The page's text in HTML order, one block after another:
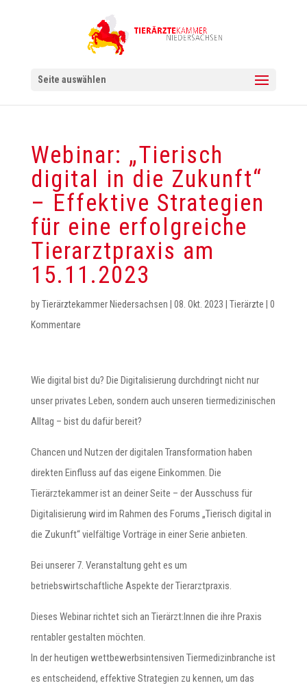
Seite auswählen
Webinar: „Tierisch
digital in die Zukunft“
– Effektive Strategien
für eine erfolgreiche
Tierarztpraxis am
15.11.2023
byTierärztekammer Niedersachsen 08. Okt. 2023 Tierärzte
0
Kommentare
Wie digital bist du? Die Digitalisierung durchdringt nicht nur
unser privates Leben, sondern auch unseren tiermedizinischen
Alltag – bist du dafür bereit?
Chancen und Nutzen der digitalen Transformation haben
direkten Einfluss auf das eigene Einkommen. Die
Tierärztekammer ist an deiner Seite – der Ausschuss für
Digitalisierung wird im Rahmen des Forums „Tierisch digital in
die Zukunft“ vielfältige Vorträge in einer Serie anbieten.
Bei unserer 7. Veranstaltung geht es um
betriebswirtschaftliche Aspekte der Tierarztpraxis.
Dieses Webinar richtet sich an Tierärzt:Innen die ihre Praxis
rentabler gestalten möchten.
In der heutigen wettbewerbsintensiven Tiermedizinbranche ist
es entscheidend, effektive Strategien zu kennen, um das